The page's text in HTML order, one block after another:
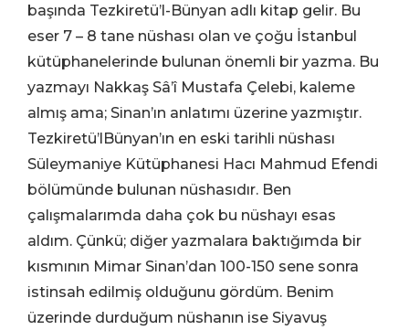
başında Tezkiretü’l-Bünyan adlı kitap gelir. Bu
eser 7 – 8 tane nüshası olan ve çoğu İstanbul
kütüphanelerinde bulunan önemli bir yazma. Bu
yazmayı Nakkaş Sâ’î Mustafa Çelebi, kaleme
almış ama; Sinan’ın anlatımı üzerine yazmıştır.
Tezkiretü’lBünyan’ın en eski tarihli nüshası
Süleymaniye Kütüphanesi Hacı Mahmud Efendi
bölümünde bulunan nüshasıdır. Ben
çalışmalarımda daha çok bu nüshayı esas
aldım. Çünkü; diğer yazmalara baktığımda bir
kısmının Mimar Sinan’dan 100-150 sene sonra
istinsah edilmiş olduğunu gördüm. Benim
üzerinde durduğum nüshanın ise Siyavuş